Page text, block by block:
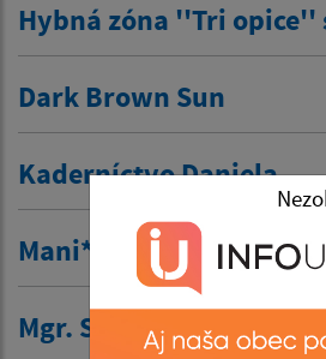
Hybná zóna ''Tri opice''
Dark Brown Sun
Kaderníctvo Daniela
Mani*Pedi*kúra
Mgr. Silvia Galabová